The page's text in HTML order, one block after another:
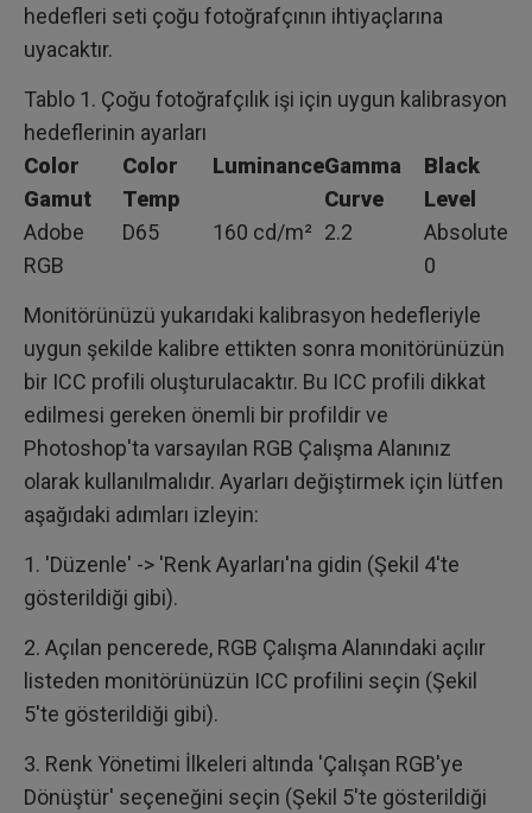
hedefleri seti çoğu fotoğrafçının ihtiyaçlarına
uyacaktır.
Tablo 1. Çoğu fotoğrafçılık işi için uygun kalibrasyon
hedeflerinin ayarları
Color
Gamut
Color
Temp
LuminanceGamma
Curve
Black
Level
Adobe
RGB
D65 160 cd/m² 2.2
Absolute
0
Monitörünüzü yukarıdaki kalibrasyon hedefleriyle
uygun şekilde kalibre ettikten sonra monitörünüzün
bir ICC profili oluşturulacaktır. Bu ICC profili dikkat
edilmesi gereken önemli bir profildir ve
Photoshop'ta varsayılan RGB Çalışma Alanınız
olarak kullanılmalıdır. Ayarları değiştirmek için lütfen
aşağıdaki adımları izleyin:
1. 'Düzenle' -> 'Renk Ayarları'na gidin (Şekil 4'te
gösterildiği gibi).
2. Açılan pencerede, RGB Çalışma Alanındaki açılır
listeden monitörünüzün ICC profilini seçin (Şekil
5'te gösterildiği gibi).
3. Renk Yönetimi İlkeleri altında 'Çalışan RGB'ye
Dönüştür' seçeneğini seçin (Şekil 5'te gösterildiği